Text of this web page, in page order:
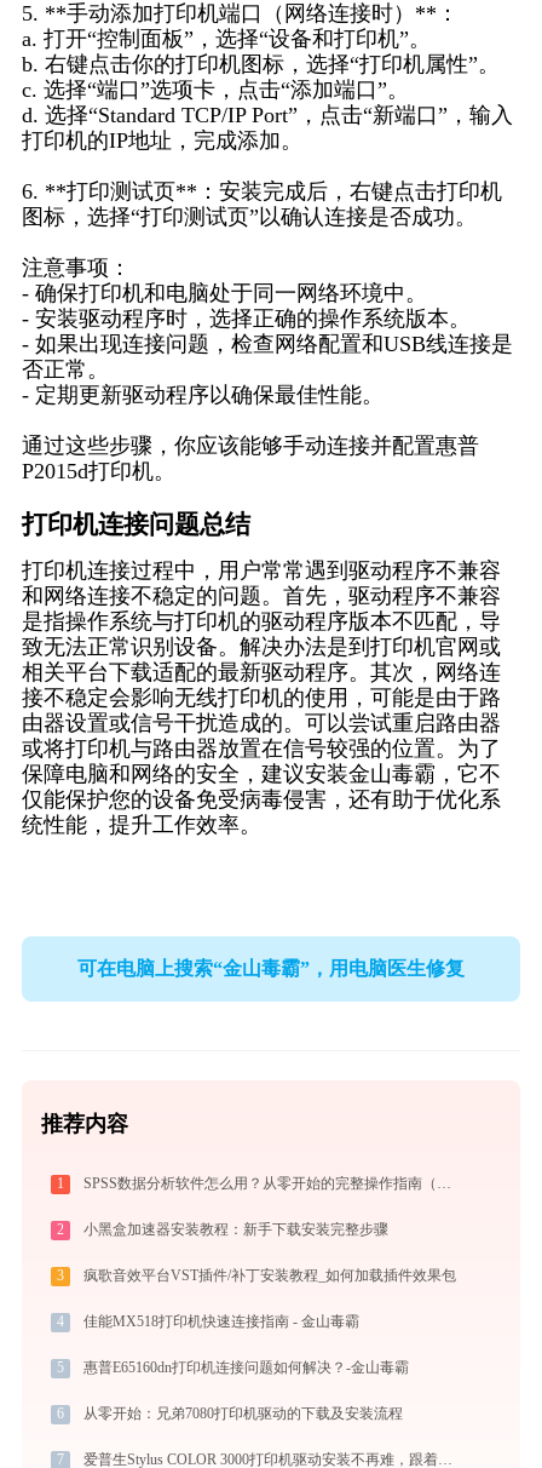
5. **手动添加打印机端口（网络连接时）**：
a. 打开“控制面板”，选择“设备和打印机”。
b. 右键点击你的打印机图标，选择“打印机属性”。
c. 选择“端口”选项卡，点击“添加端口”。
d. 选择“Standard TCP/IP Port”，点击“新端口”，输入
打印机的IP地址，完成添加。
6. **打印测试页**：安装完成后，右键点击打印机
图标，选择“打印测试页”以确认连接是否成功。
注意事项：
- 确保打印机和电脑处于同一网络环境中。
- 安装驱动程序时，选择正确的操作系统版本。
- 如果出现连接问题，检查网络配置和USB线连接是
否正常。
- 定期更新驱动程序以确保最佳性能。
通过这些步骤，你应该能够手动连接并配置惠普
P2015d打印机。
打印机连接问题总结
打印机连接过程中，用户常常遇到驱动程序不兼容
和网络连接不稳定的问题。首先，驱动程序不兼容
是指操作系统与打印机的驱动程序版本不匹配，导
致无法正常识别设备。解决办法是到打印机官网或
相关平台下载适配的最新驱动程序。其次，网络连
接不稳定会影响无线打印机的使用，可能是由于路
由器设置或信号干扰造成的。可以尝试重启路由器
或将打印机与路由器放置在信号较强的位置。为了
保障电脑和网络的安全，建议安装金山毒霸，它不
仅能保护您的设备免受病毒侵害，还有助于优化系
统性能，提升工作效率。
可在电脑上搜索“金山毒霸”，用电脑医生修复
推荐内容
1 SPSS数据分析软件怎么用？从零开始的完整操作指南（附实战案例）
2 小黑盒加速器安装教程：新手下载安装完整步骤
3 疯歌音效平台VST插件/补丁安装教程_如何加载插件效果包
4 佳能MX518打印机快速连接指南 - 金山毒霸
5 惠普E65160dn打印机连接问题如何解决？-金山毒霸
6 从零开始：兄弟7080打印机驱动的下载及安装流程
7 爱普生Stylus COLOR 3000打印机驱动安装不再难，跟着这些步骤一学就会